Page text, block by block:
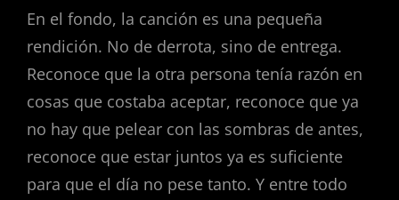
En el fondo, la canción es una pequeña
rendición. No de derrota, sino de entrega.
Reconoce que la otra persona tenía razón en
cosas que costaba aceptar, reconoce que ya
no hay que pelear con las sombras de antes,
reconoce que estar juntos ya es suficiente
para que el día no pese tanto. Y entre todo